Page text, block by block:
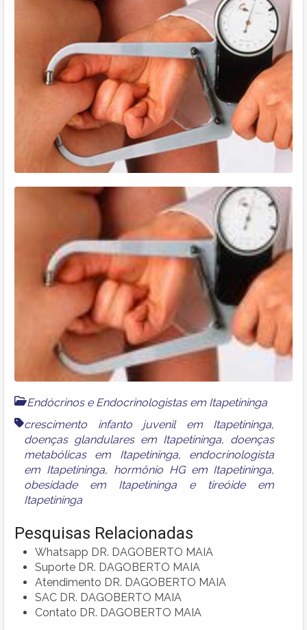
Endócrinos e Endocrinologistas em Itapetininga
crescimento infanto juvenil em Itapetininga,
doenças glandulares em Itapetininga, doenças
metabólicas em Itapetininga, endocrinologista
em Itapetininga, hormônio HG em Itapetininga,
obesidade em Itapetininga e tireóide em
Itapetininga
Pesquisas Relacionadas
Whatsapp DR. DAGOBERTO MAIA
Suporte DR. DAGOBERTO MAIA
Atendimento DR. DAGOBERTO MAIA
SAC DR. DAGOBERTO MAIA
Contato DR. DAGOBERTO MAIA